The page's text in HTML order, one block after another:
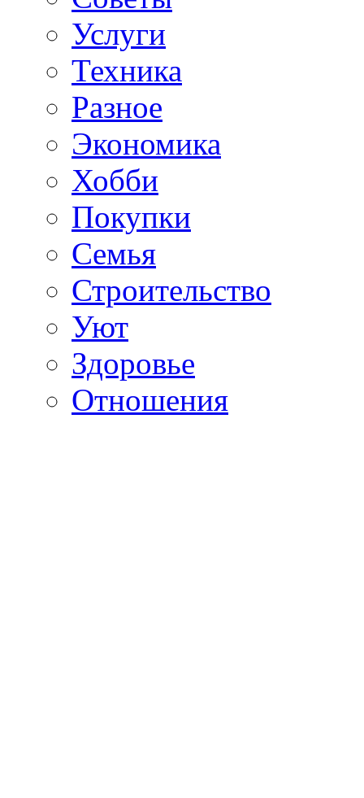
Услуги
Техника
Разное
Экономика
Хобби
Покупки
Семья
Строительство
Уют
Здоровье
Отношения